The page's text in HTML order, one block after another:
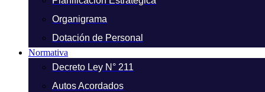
Organigrama
Dotación de Personal
Normativa
Decreto Ley N° 211
Autos Acordados